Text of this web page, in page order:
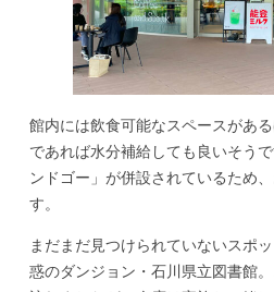
館内には飲食可能なスペースがあ
であれば水分補給しても良いそう
ンドゴー」が併設されているため
す。
まだまだ見つけられていないスポ
惑のダンジョン・石川県立図書館